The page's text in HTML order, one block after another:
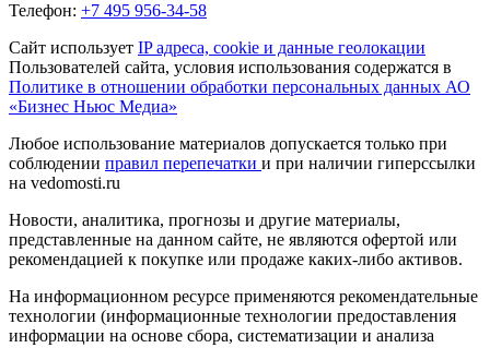
Телефон: +7 495 956-34-58
Сайт использует IP адреса, cookie и данные геолокации
Пользователей сайта, условия использования содержатся в
Политике в отношении обработки персональных данных АО
«Бизнес Ньюс Медиа»
Любое использование материалов допускается только при
соблюдении правил перепечатки и при наличии гиперссылки
на vedomosti.ru
Новости, аналитика, прогнозы и другие материалы,
представленные на данном сайте, не являются офертой или
рекомендацией к покупке или продаже каких-либо активов.
На информационном ресурсе применяются рекомендательные
технологии (информационные технологии предоставления
информации на основе сбора, систематизации и анализа